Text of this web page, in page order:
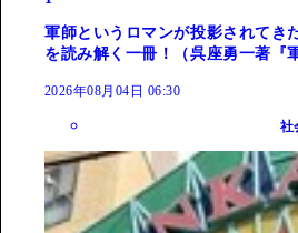
軍師というロマンが投影されてき
を読み解く一冊！（呉座勇一著『
2026年08月04日 06:30
社